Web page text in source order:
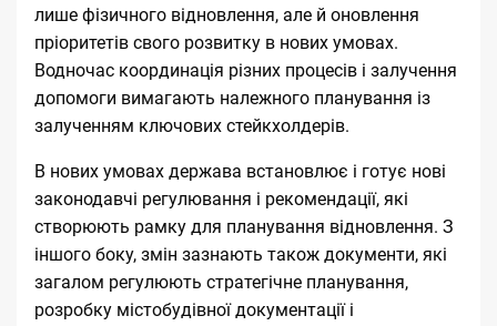
лише фізичного відновлення, але й оновлення
пріоритетів свого розвитку в нових умовах.
Водночас координація різних процесів і залучення
допомоги вимагають належного планування із
залученням ключових стейкхолдерів.
В нових умовах держава встановлює і готує нові
законодавчі регулювання і рекомендації, які
створюють рамку для планування відновлення. З
іншого боку, змін зазнають також документи, які
загалом регулюють стратегічне планування,
розробку містобудівної документації і